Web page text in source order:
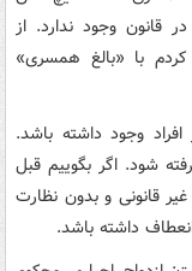
قانون وجود ندارد. از
با «بالغ همسری»
وجود داشته باشد.
شود. اگر بگوییم قبل
غیر قانونی و بدون نظارت
داشته باشد.